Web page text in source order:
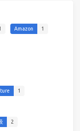
Amazon 1
1
2